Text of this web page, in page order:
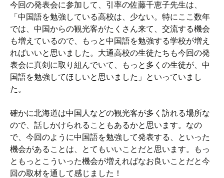
今回の発表会に参加して、引率の佐藤千恵子先生は、
「中国語を勉強している高校は、少ない。特にここ数年
では、中国からの観光客がたくさん来て、交流する機会
も増えているので、もっと中国語を勉強する学校が増え
ればいいと思いました。大通高校の生徒たちも今回の発
表会に真剣に取り組んでいて、もっと多くの生徒が、中
国語を勉強してほしいと思いました」といっていまし
た。
確かに北海道は中国人などの観光客が多く訪れる場所な
ので、話しかけられることもあるかと思います。なの
で、今回のように中国語を勉強して発表する、といった
機会があることは、とてもいいことだと思います。もっ
ともっとこういった機会が増えればなお良いことだと今
回の取材を通して感じました！